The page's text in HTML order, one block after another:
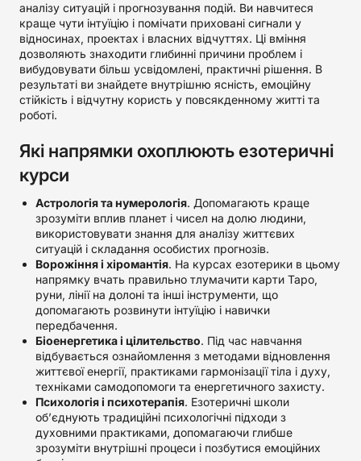
аналізу ситуацій і прогнозування подій. Ви навчитеся
краще чути інтуїцію і помічати приховані сигнали у
відносинах, проектах і власних відчуттях. Ці вміння
дозволяють знаходити глибинні причини проблем і
вибудовувати більш усвідомлені, практичні рішення. В
результаті ви знайдете внутрішню ясність, емоційну
стійкість і відчутну користь у повсякденному житті та
роботі.
Які напрямки охоплюють езотеричні
курси
Астрологія та нумерологія. Допомагають краще
зрозуміти вплив планет і чисел на долю людини,
використовувати знання для аналізу життєвих
ситуацій і складання особистих прогнозів.
Ворожіння і хіромантія. На курсах езотерики в цьому
напрямку вчать правильно тлумачити карти Таро,
руни, лінії на долоні та інші інструменти, що
допомагають розвинути інтуїцію і навички
передбачення.
Біоенергетика і цілительство. Під час навчання
відбувається ознайомлення з методами відновлення
життєвої енергії, практиками гармонізації тіла і духу,
техніками самодопомоги та енергетичного захисту.
Психологія і психотерапія. Езотеричні школи
об’єднують традиційні психологічні підходи з
духовними практиками, допомагаючи глибше
зрозуміти внутрішні процеси і позбутися емоційних